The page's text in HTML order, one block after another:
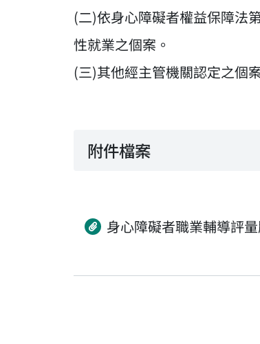
(二)依身心障礙者權益保障法
性就業之個案。
(三)其他經主管機關認定之個
附件檔案
身心障礙者職業輔導評